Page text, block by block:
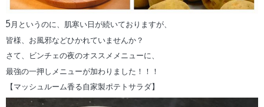
5月というのに、肌寒い日が続いておりますが、
皆様、お風邪などひかれていませんか？
さて、ビンチェの夜のオススメメニューに、
最強の一押しメニューが加わりました！！！
【マッシュルーム香る自家製ポテトサラダ】